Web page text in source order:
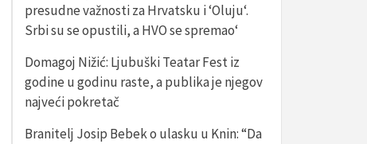
presudne važnosti za Hrvatsku i ‘Oluju‘.
Srbi su se opustili, a HVO se spremao‘
Domagoj Nižić: Ljubuški Teatar Fest iz
godine u godinu raste, a publika je njegov
najveći pokretač
Branitelj Josip Bebek o ulasku u Knin: “Da